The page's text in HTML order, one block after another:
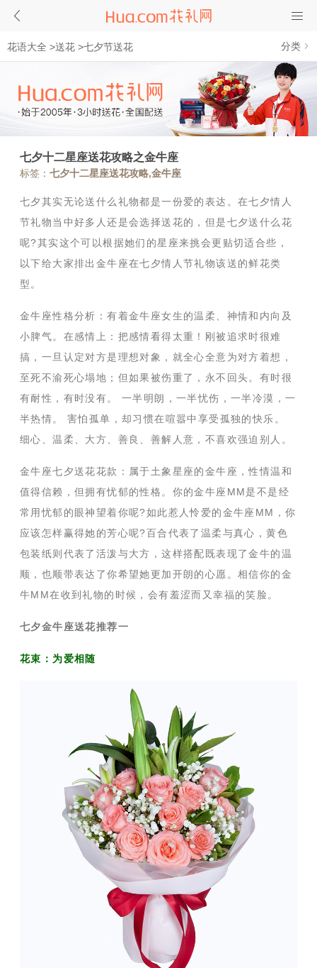
花语大全 >送花 >七夕节送花 分类
七夕十二星座送花攻略之金牛座
标签： 七夕十二星座送花攻略,金牛座
七夕其实无论送什么礼物都是一份爱的表达。在七夕情人
节礼物当中好多人还是会选择送花的，但是七夕送什么花
呢?其实这个可以根据她们的星座来挑会更贴切适合些，
以下给大家排出金牛座在七夕情人节礼物该送的鲜花类
型。
金牛座性格分析：有着金牛座女生的温柔、神情和内向及
小脾气。在感情上：把感情看得太重！刚被追求时很难
搞，一旦认定对方是理想对象，就全心全意为对方着想，
至死不渝死心塌地；但如果被伤重了，永不回头。有时很
有耐性，有时没有。 一半明朗，一半忧伤，一半冷漠，一
半热情。 害怕孤单，却习惯在喧嚣中享受孤独的快乐。
细心、温柔、大方、善良、善解人意，不喜欢强迫别人。
金牛座七夕送花花款：属于土象星座的金牛座，性情温和
值得信赖，但拥有忧郁的性格。你的金牛座MM是不是经
常用忧郁的眼神望着你呢?如此惹人怜爱的金牛座MM，你
应该怎样赢得她的芳心呢?百合代表了温柔与真心，黄色
包装纸则代表了活泼与大方，这样搭配既表现了金牛的温
顺，也顺带表达了你希望她更加开朗的心愿。相信你的金
牛MM在收到礼物的时候，会有羞涩而又幸福的笑脸。
七夕金牛座送花推荐一
花束：为爱相随